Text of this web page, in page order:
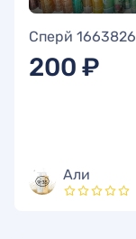
Сперй 1663826
200 ₽
Али